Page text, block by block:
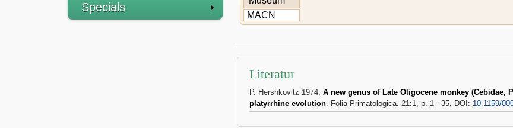
Specials
MACN
Literatur
P. Hershkovitz 1974, A new genus of Late Oligocene monkey
platyrrhine evolution. Folia Primatologica. 21:1, p. 1 - 35, DOI: 10.1159/